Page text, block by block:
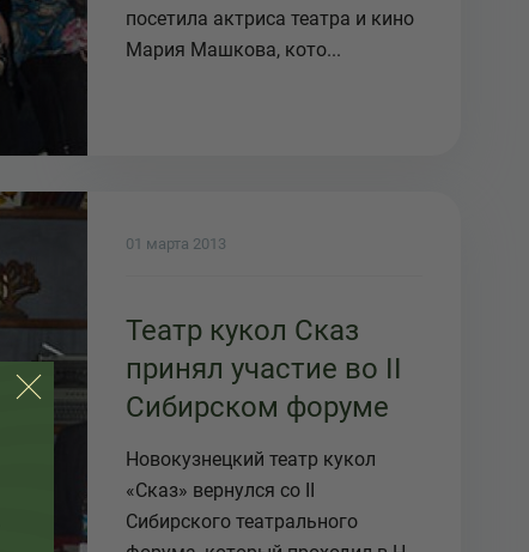
Америки
посетила актриса театра и кино
Мария Машкова, кото...
01 марта 2013
Театр кукол Сказ
принял участие во II
Сибирском форуме
Новокузнецкий театр кукол
«Сказ» вернулся со II
Сибирского театрального